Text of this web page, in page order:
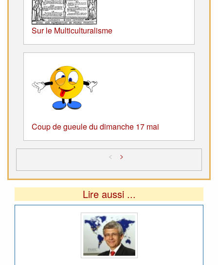
Sur le Multiculturalisme
Coup de gueule du dimanche 17 mai
< >
Lire aussi ...